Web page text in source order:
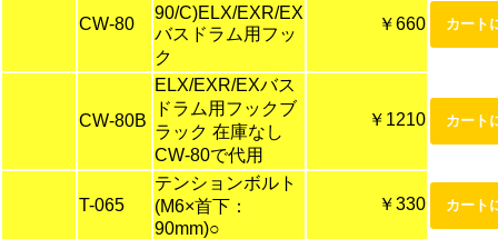
CW-80
90/C)ELX/EXR/EX
バスドラム用フッ
ク
￥660
CW-80B
ELX/EXR/EXバス
ドラム用フックブ
ラック 在庫なし
CW-80で代用
￥1210
T-065
テンションボルト
(M6×首下：
90mm)○
￥330